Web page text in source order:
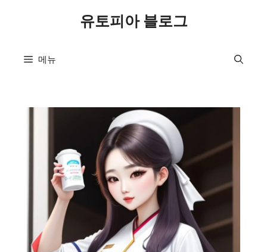
유토피아 블로그
메뉴